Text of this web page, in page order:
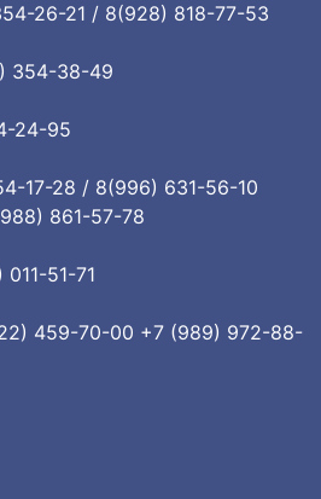
26-21 / 8(928) 818-77-53
354-38-49
24-95
17-28 / 8(996) 631-56-10
861-57-78
51-71
459-70-00 +7 (989) 972-88-